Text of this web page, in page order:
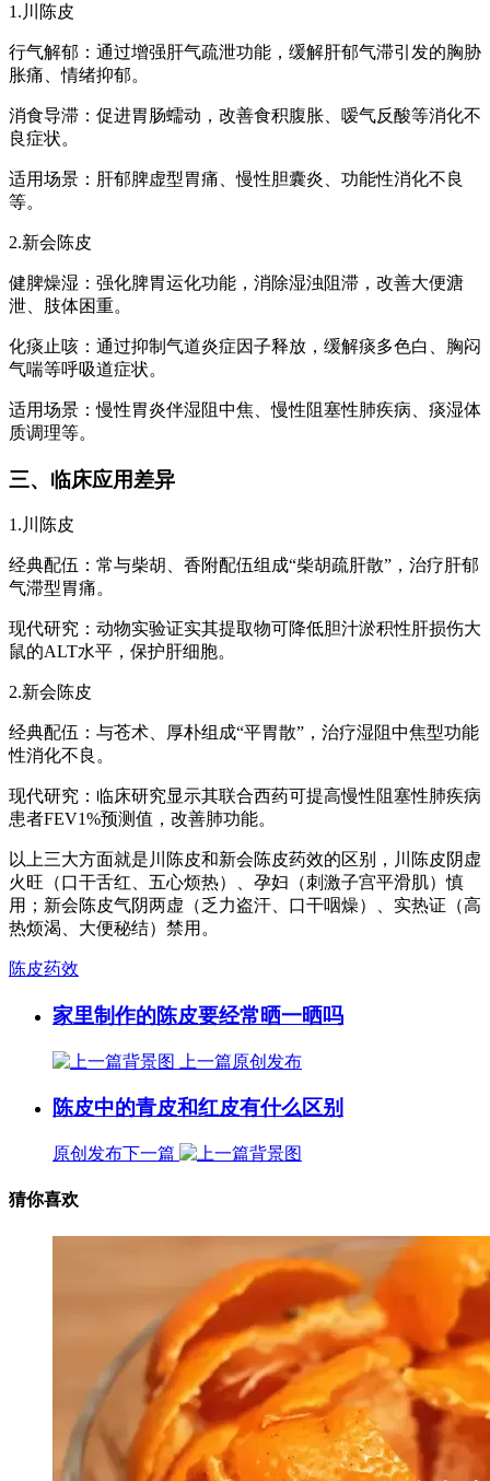
1.川陈皮
行气解郁：通过增强肝气疏泄功能，缓解肝郁气滞引发的胸胁
胀痛、情绪抑郁。
消食导滞：促进胃肠蠕动，改善食积腹胀、嗳气反酸等消化不
良症状。
适用场景：肝郁脾虚型胃痛、慢性胆囊炎、功能性消化不良
等。
2.新会陈皮
健脾燥湿：强化脾胃运化功能，消除湿浊阻滞，改善大便溏
泄、肢体困重。
化痰止咳：通过抑制气道炎症因子释放，缓解痰多色白、胸闷
气喘等呼吸道症状。
适用场景：慢性胃炎伴湿阻中焦、慢性阻塞性肺疾病、痰湿体
质调理等。
三、临床应用差异
1.川陈皮
经典配伍：常与柴胡、香附配伍组成“柴胡疏肝散”，治疗肝郁
气滞型胃痛。
现代研究：动物实验证实其提取物可降低胆汁淤积性肝损伤大
鼠的ALT水平，保护肝细胞。
2.新会陈皮
经典配伍：与苍术、厚朴组成“平胃散”，治疗湿阻中焦型功能
性消化不良。
现代研究：临床研究显示其联合西药可提高慢性阻塞性肺疾病
患者FEV1%预测值，改善肺功能。
以上三大方面就是川陈皮和新会陈皮药效的区别，川陈皮阴虚
火旺（口干舌红、五心烦热）、孕妇（刺激子宫平滑肌）慎
用；新会陈皮气阴两虚（乏力盗汗、口干咽燥）、实热证（高
热烦渴、大便秘结）禁用。
陈皮药效
家里制作的陈皮要经常晒一晒吗
上一篇原创发布
陈皮中的青皮和红皮有什么区别
原创发布下一篇
猜你喜欢